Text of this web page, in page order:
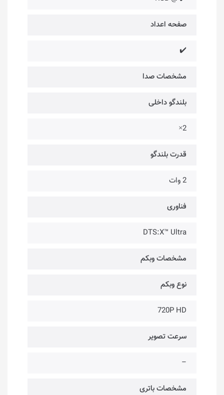
صفحه اعداد
✔️
مشخصات صدا
بلندگو داخلی
2×
قدرت بلندگو
2 وات
فناوری‌
DTS:X™ Ultra
مشخصات وبکم
نوع وبکم
720P HD
سرعت تصویر
–
مشخصات باتری